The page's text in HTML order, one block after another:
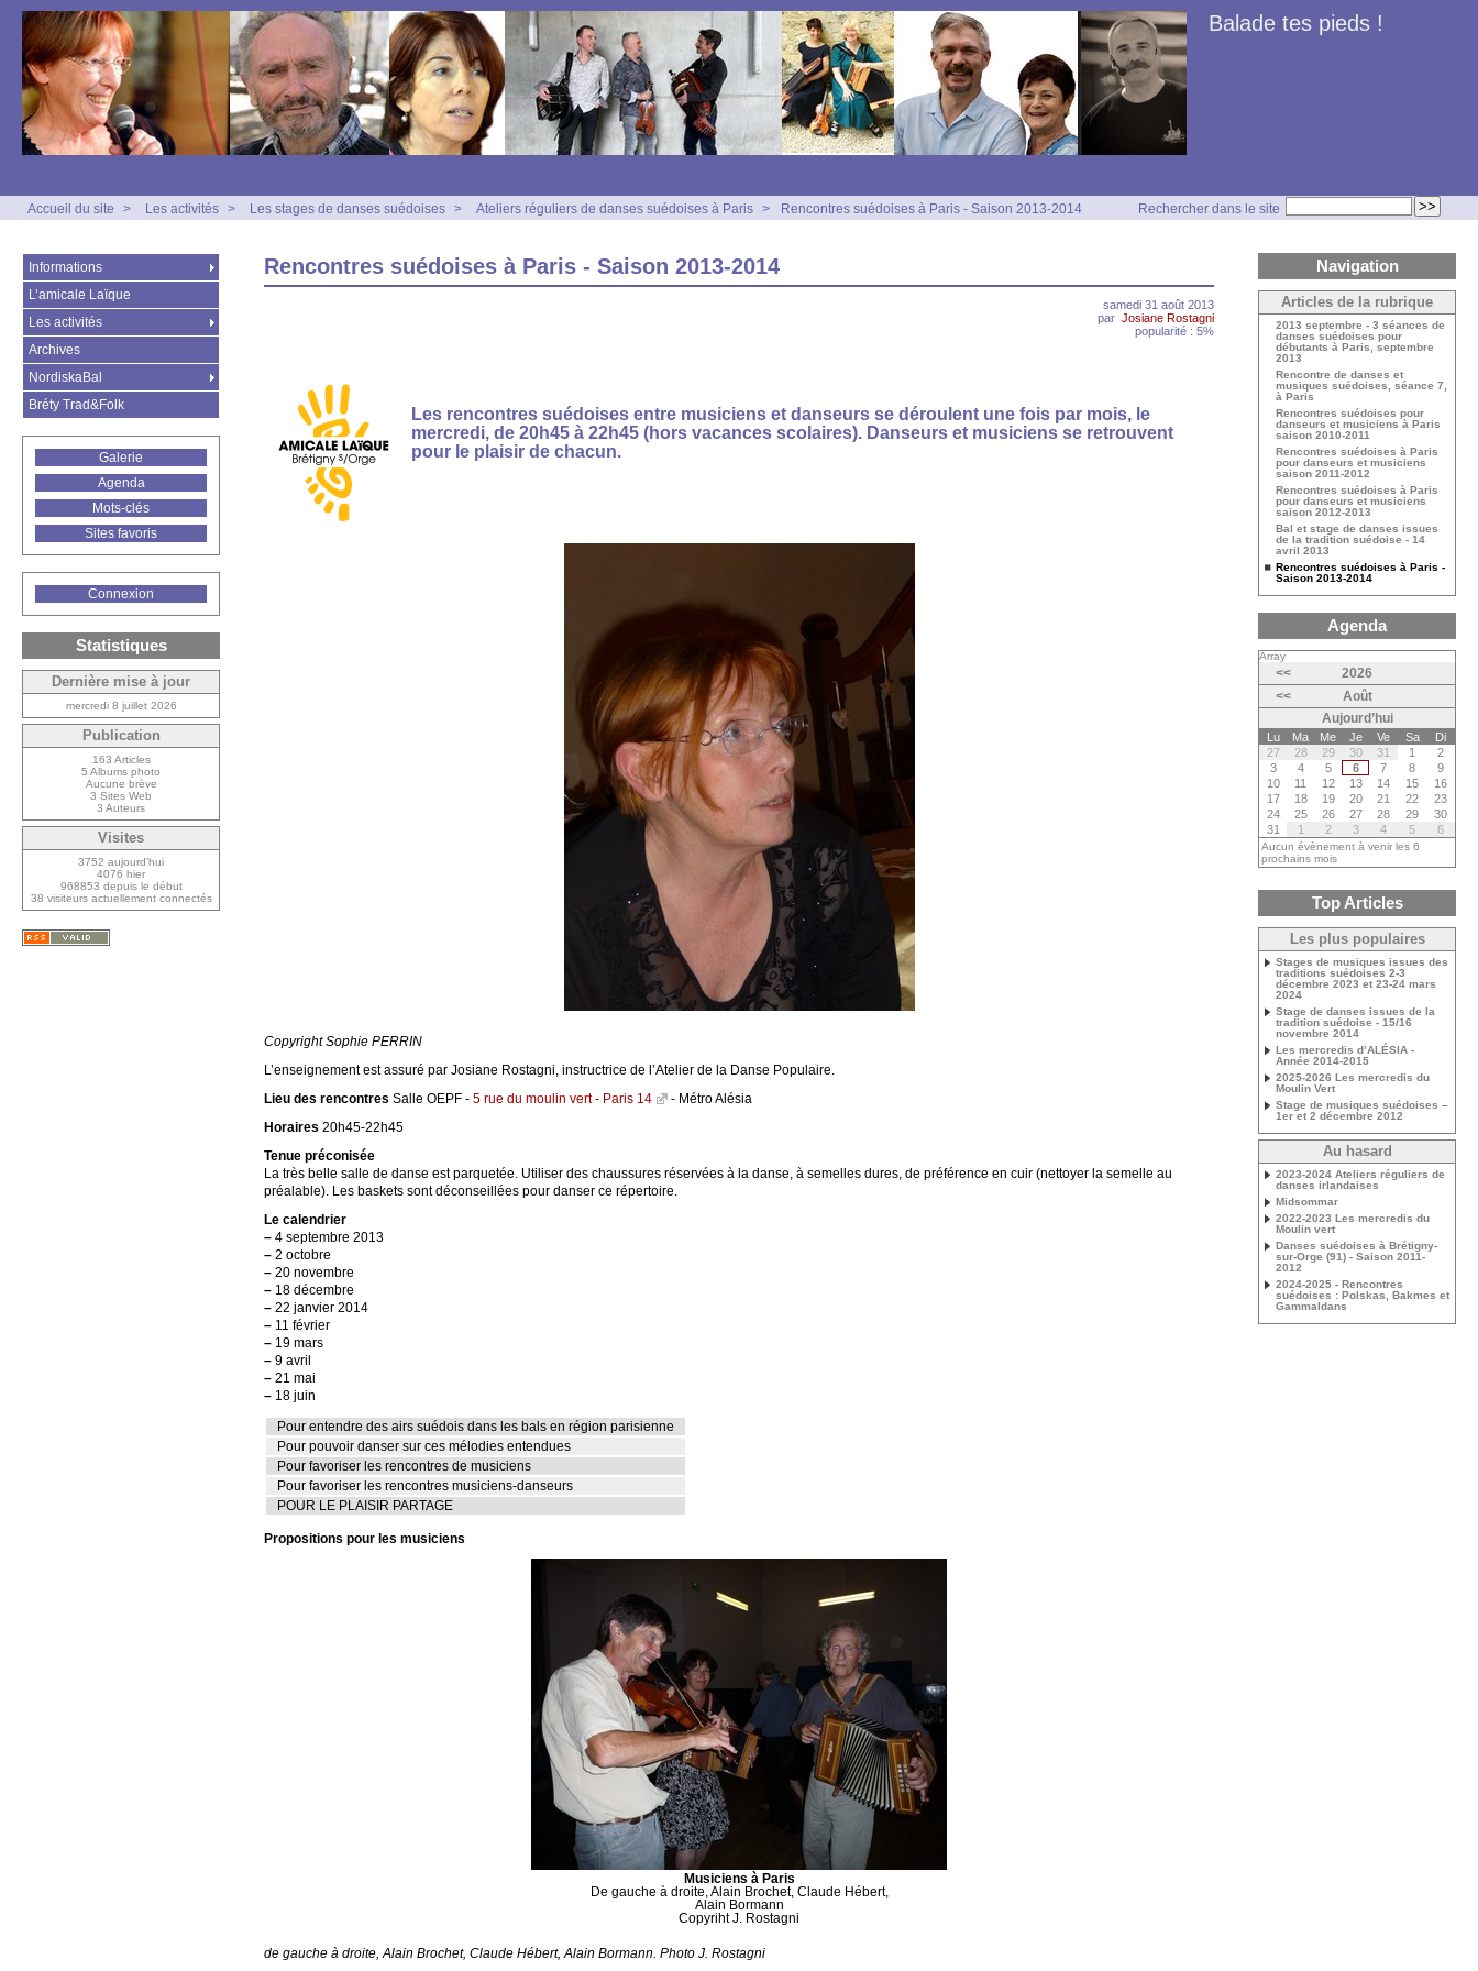
Balade tes pieds !
Rechercher dans le site
Accueil du site > Les activités > Les stages de danses suédoises > Ateliers réguliers de danses suédoises à Paris > Rencontres suédoises à Paris - Saison 2013-2014
Rencontres suédoises à Paris - Saison 2013-2014
samedi 31 août 2013
par Josiane Rostagni
popularité : 5%
Les rencontres suédoises entre musiciens et danseurs se déroulent une fois par mois, le
mercredi, de 20h45 à 22h45 (hors vacances scolaires). Danseurs et musiciens se retrouvent
pour le plaisir de chacun.
Copyright Sophie PERRIN
L’enseignement est assuré par Josiane Rostagni, instructrice de l’Atelier de la Danse Populaire.
Lieu des rencontres Salle OEPF - 5 rue du moulin vert - Paris 14
- Métro Alésia
Horaires 20h45-22h45
Tenue préconisée
La très belle salle de danse est parquetée. Utiliser des chaussures réservées à la danse, à semelles dures, de préférence en cuir (nettoyer la semelle au
préalable). Les baskets sont déconseillées pour danser ce répertoire.
Le calendrier
– 4 septembre 2013
– 2 octobre
– 20 novembre
– 18 décembre
– 22 janvier 2014
– 11 février
– 19 mars
– 9 avril
– 21 mai
– 18 juin
Pour entendre des airs suédois dans les bals en région parisienne
Pour pouvoir danser sur ces mélodies entendues
Pour favoriser les rencontres de musiciens
Pour favoriser les rencontres musiciens-danseurs
POUR LE PLAISIR PARTAGE
Propositions pour les musiciens
Musiciens à Paris
De gauche à droite, Alain Brochet, Claude Hébert,
Alain Bormann
Copyriht J. Rostagni
de gauche à droite, Alain Brochet, Claude Hébert, Alain Bormann. Photo J. Rostagni
Informations
L’amicale Laïque
Les activités
Archives
NordiskaBal
Bréty Trad&Folk
Galerie
Agenda
Mots-clés
Sites favoris
Connexion
Statistiques
Dernière mise à jour
mercredi 8 juillet 2026
Publication
163 Articles
5 Albums photo
Aucune brève
3 Sites Web
3 Auteurs
Visites
3752 aujourd’hui
4076 hier
968853 depuis le début
38 visiteurs actuellement connectés
Navigation
Articles de la rubrique
2013 septembre - 3 séances de
danses suédoises pour
débutants à Paris, septembre
2013
Rencontre de danses et
musiques suédoises, séance 7,
à Paris
Rencontres suédoises pour
danseurs et musiciens à Paris
saison 2010-2011
Rencontres suédoises à Paris
pour danseurs et musiciens
saison 2011-2012
Rencontres suédoises à Paris
pour danseurs et musiciens
saison 2012-2013
Bal et stage de danses issues
de la tradition suédoise - 14
avril 2013
Rencontres suédoises à Paris -
Saison 2013-2014
Agenda
Array
<<
2026
<<
Août
Aujourd’hui
Lu Ma Me Je Ve Sa
Di
27
28 29 30 31 1
2
3
4 5 6 7 8
9
10
11 12 13 14 15
16
17
18 19 20 21 22
23
24
25 26 27 28 29
30
31
1 2 3 4 5 6
Aucun évènement à venir les 6
prochains mois
Top Articles
Les plus populaires
Stages de musiques issues des
traditions suédoises 2-3
décembre 2023 et 23-24 mars
2024
Stage de danses issues de la
tradition suédoise - 15/16
novembre 2014
Les mercredis d’ALÉSIA -
Année 2014-2015
2025-2026 Les mercredis du
Moulin Vert
Stage de musiques suédoises –
1er et 2 décembre 2012
Au hasard
2023-2024 Ateliers réguliers de
danses irlandaises
Midsommar
2022-2023 Les mercredis du
Moulin vert
Danses suédoises à Brétigny-
sur-Orge (91) - Saison 2011-
2012
2024-2025 - Rencontres
suédoises : Polskas, Bakmes et
Gammaldans